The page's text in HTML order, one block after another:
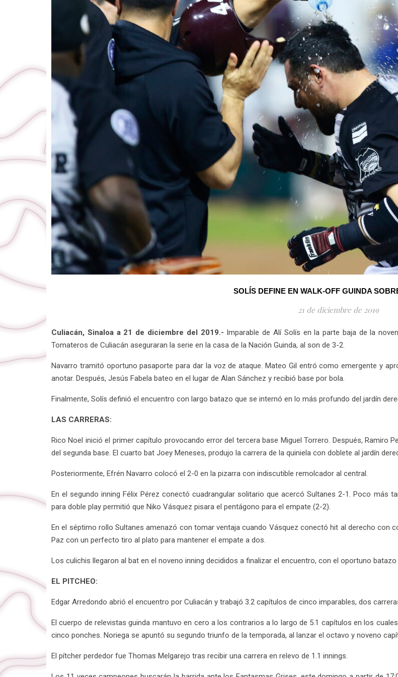
SOLÍS DEFINE EN WALK-OFF GUINDA
21 de diciembre de 2019
Culiacán, Sinaloa a 21 de diciembre del 2019.- Imparable de Alí Solís en la parte baja de la
Tomateros de Culiacán aseguraran la serie en la casa de la Nación Guinda, al son de 3-2.
Navarro tramitó oportuno pasaporte para dar la voz de ataque. Mateo Gil entró como emergente y
anotar. Después, Jesús Fabela bateo en el lugar de Alan Sánchez y recibió base por bola.
Finalmente, Solís definió el encuentro con largo batazo que se internó en lo más profundo del jardín
LAS CARRERAS:
Rico Noel inició el primer capítulo provocando error del tercera base Miguel Torrero. Después, Ramiro
del segunda base. El cuarto bat Joey Meneses, produjo la carrera de la quiniela con doblete al jardín
Posteriormente, Efrén Navarro colocó el 2-0 en la pizarra con indiscutible remolcador al central.
En el segundo inning Félix Pérez conectó cuadrangular solitario que acercó Sultanes 2-1. Poco más
para doble play permitió que Niko Vásquez pisara el pentágono para el empate (2-2).
En el séptimo rollo Sultanes amenazó con tomar ventaja cuando Vásquez conectó hit al derecho con
Paz con un perfecto tiro al plato para mantener el empate a dos.
Los culichis llegaron al bat en el noveno inning decididos a finalizar el encuentro, con el oportuno
EL PITCHEO:
Edgar Arredondo abrió el encuentro por Culiacán y trabajó 3.2 capítulos de cinco imparables, dos
El cuerpo de relevistas guinda mantuvo en cero a los contrarios a lo largo de 5.1 capítulos en los
cinco ponches. Noriega se apuntó su segundo triunfo de la temporada, al lanzar el octavo y noveno
El pítcher perdedor fue Thomas Melgarejo tras recibir una carrera en relevo de 1.1 innings.